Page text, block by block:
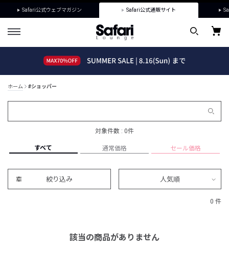
Safari公式ウェブマガジン Safari公式通販サイト
ホーム #ショッパー
対象件数 : 0件
すべて 通常価格 セール価格
絞り込み 人気順
0 件
該当の商品がありません